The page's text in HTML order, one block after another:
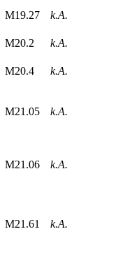
M19.27
k.A.
M20.2
k.A.
M20.4
k.A.
M21.05 k.A.
M21.06 k.A.
M21.61 k.A.